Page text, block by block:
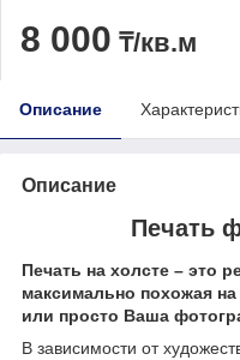
8 000 ₸/кв.м
Описание
Описание
Печать
Печать на холсте – это
максимально похожая
или просто Ваша
В зависимости от